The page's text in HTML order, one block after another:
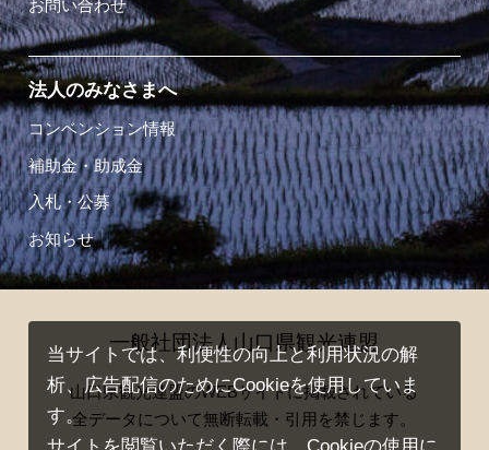
お問い合わせ
法人のみなさまへ
コンベンション情報
補助金・助成金
入札・公募
お知らせ
一般社団法人山口県観光連盟
山口県観光連盟のWEBサイトに掲載されている
全データについて無断転載・引用を禁じます。
当サイトでは、利便性の向上と利用状況の解
析、広告配信のためにCookieを使用していま
す。